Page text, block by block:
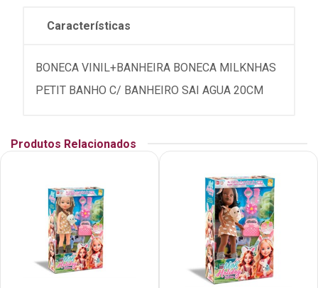
Características
BONECA VINIL+BANHEIRA BONECA MILKNHAS
PETIT BANHO C/ BANHEIRO SAI AGUA 20CM
Produtos Relacionados